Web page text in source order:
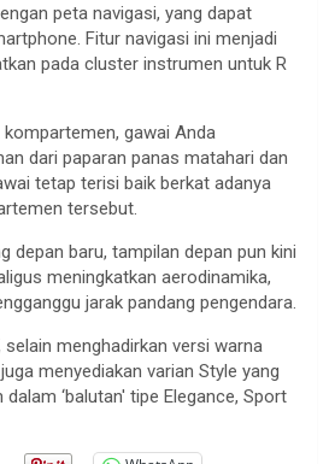
peta navigasi, yang dapat
Fitur navigasi ini menjadi
pada cluster instrumen untuk R
kompartemen, gawai Anda
dari paparan panas matahari dan
tetap terisi baik berkat adanya
tersebut.
depan baru, tampilan depan pun kini
meningkatkan aerodinamika,
jarak pandang pengendara.
selain menghadirkan versi warna
menyediakan varian Style yang
‘balutan' tipe Elegance, Sport